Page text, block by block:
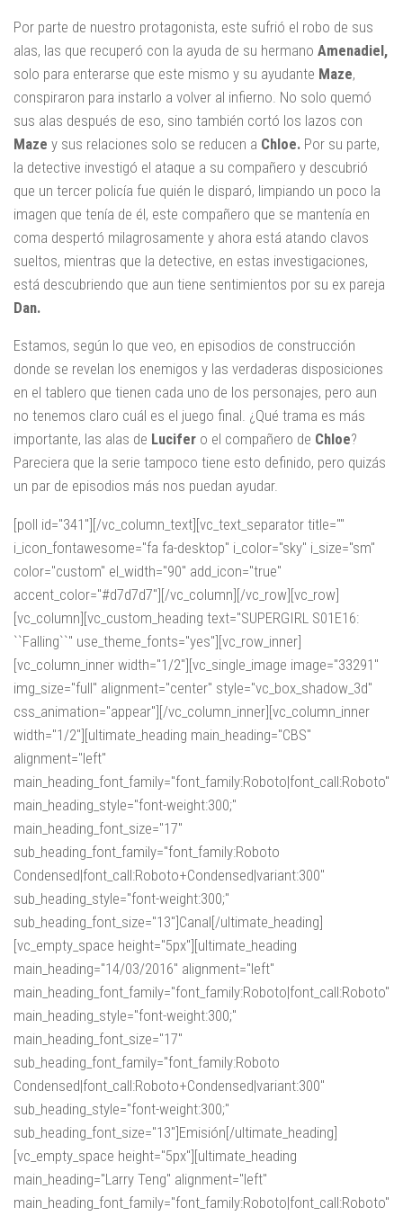
Por parte de nuestro protagonista, este sufrió el robo de sus
alas, las que recuperó con la ayuda de su hermano Amenadiel,
solo para enterarse que este mismo y su ayudante Maze,
conspiraron para instarlo a volver al infierno. No solo quemó
sus alas después de eso, sino también cortó los lazos con
Maze y sus relaciones solo se reducen a Chloe. Por su parte,
la detective investigó el ataque a su compañero y descubrió
que un tercer policía fue quién le disparó, limpiando un poco la
imagen que tenía de él, este compañero que se mantenía en
coma despertó milagrosamente y ahora está atando clavos
sueltos, mientras que la detective, en estas investigaciones,
está descubriendo que aun tiene sentimientos por su ex pareja
Dan.
Estamos, según lo que veo, en episodios de construcción
donde se revelan los enemigos y las verdaderas disposiciones
en el tablero que tienen cada uno de los personajes, pero aun
no tenemos claro cuál es el juego final. ¿Qué trama es más
importante, las alas de Lucifer o el compañero de Chloe?
Pareciera que la serie tampoco tiene esto definido, pero quizás
un par de episodios más nos puedan ayudar.
[poll id="341"][/vc_column_text][vc_text_separator title=""
i_icon_fontawesome="fa fa-desktop" i_color="sky" i_size="sm"
color="custom" el_width="90" add_icon="true"
accent_color="#d7d7d7"][/vc_column][/vc_row][vc_row]
[vc_column][vc_custom_heading text="SUPERGIRL S01E16:
``Falling``" use_theme_fonts="yes"][vc_row_inner]
[vc_column_inner width="1/2"][vc_single_image image="33291"
img_size="full" alignment="center" style="vc_box_shadow_3d"
css_animation="appear"][/vc_column_inner][vc_column_inner
width="1/2"][ultimate_heading main_heading="CBS"
alignment="left"
main_heading_font_family="font_family:Roboto|font_call:Roboto"
main_heading_style="font-weight:300;"
main_heading_font_size="17"
sub_heading_font_family="font_family:Roboto
Condensed|font_call:Roboto+Condensed|variant:300"
sub_heading_style="font-weight:300;"
sub_heading_font_size="13"]Canal[/ultimate_heading]
[vc_empty_space height="5px"][ultimate_heading
main_heading="14/03/2016" alignment="left"
main_heading_font_family="font_family:Roboto|font_call:Roboto"
main_heading_style="font-weight:300;"
main_heading_font_size="17"
sub_heading_font_family="font_family:Roboto
Condensed|font_call:Roboto+Condensed|variant:300"
sub_heading_style="font-weight:300;"
sub_heading_font_size="13"]Emisión[/ultimate_heading]
[vc_empty_space height="5px"][ultimate_heading
main_heading="Larry Teng" alignment="left"
main_heading_font_family="font_family:Roboto|font_call:Roboto"